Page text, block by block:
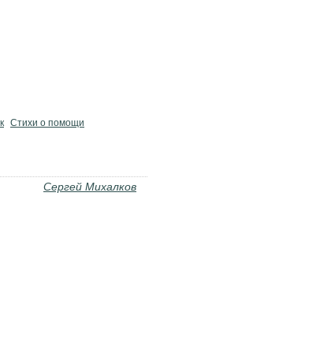
Стихи о помощи
Сергей Михалков